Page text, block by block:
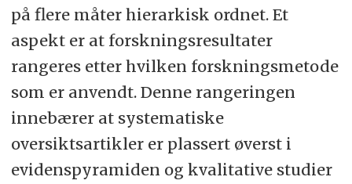
på flere måter hierarkisk ordnet. Et
aspekt er at forskningsresultater
rangeres etter hvilken forskningsmetode
som er anvendt. Denne rangeringen
innebærer at systematiske
oversiktsartikler er plassert øverst i
evidenspyramiden og kvalitative studier